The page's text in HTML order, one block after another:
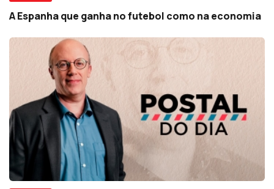
A Espanha que ganha no futebol como na economia